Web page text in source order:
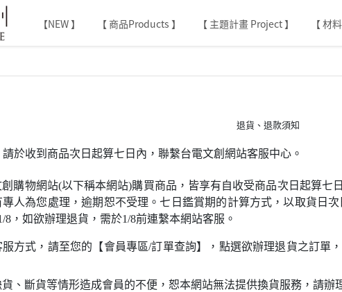
【NEW 】 【 商品Products 】 【 主題計畫 Project 】 【 材
退貨、退款須知
於收到商品次日起算七日內，聯繫台電文創網站客服中心。
創購物網站(以下稱本網站)購買商品，皆享有自收受商品次日起算
人為您處理，逾期恕不受理。七日鑑賞期的計算方式，以取貨日
8，如欲辦理退貨，需於1/8前連繫本網站客服。
方式，請至您的【會員專區/訂單查詢】，點選欲辦理退貨之訂單
、斷貨等情形造成會員的不便，恕本網站無法提供換貨服務，請辦